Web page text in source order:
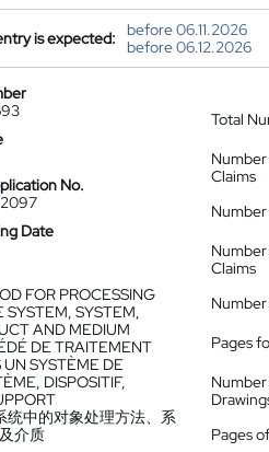
is expected:
before 06.11.2026
before 06.12.2026
No.
Date
FOR PROCESSING
SYSTEM, SYSTEM,
AND MEDIUM
DE TRAITEMENT
SYSTÈME DE
DISPOSITIF,
统中的对象处理方法、系
介质
Total
Claims
Claims
Pages
Pages